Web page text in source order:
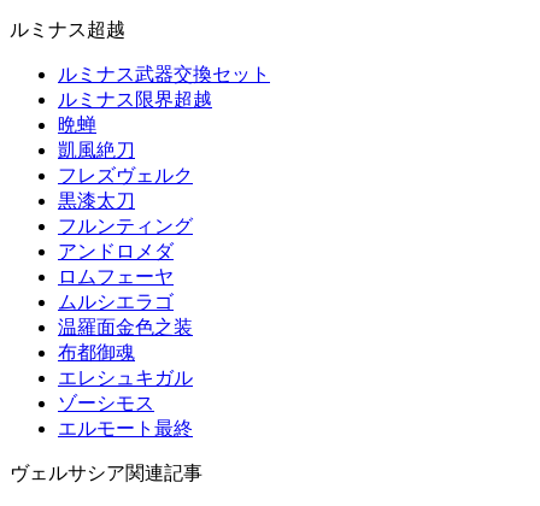
ルミナス超越
ルミナス武器交換セット
ルミナス限界超越
晩蝉
凱風絶刀
フレズヴェルク
黒漆太刀
フルンティング
アンドロメダ
ロムフェーヤ
ムルシエラゴ
温羅面金色之装
布都御魂
エレシュキガル
ゾーシモス
エルモート最終
ヴェルサシア関連記事